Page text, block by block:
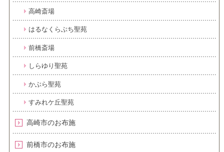
高崎斎場
はるなくらぶち聖苑
前橋斎場
しらゆり聖苑
かぶら聖苑
すみれケ丘聖苑
高崎市のお布施
前橋市のお布施